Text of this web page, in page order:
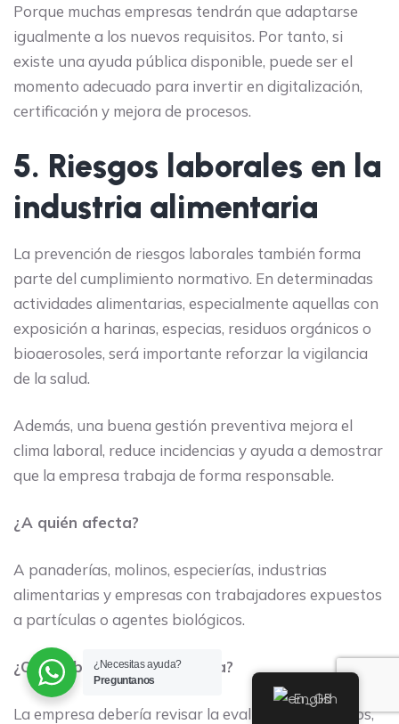
Porque muchas empresas tendrán que adaptarse
igualmente a los nuevos requisitos. Por tanto, si
existe una ayuda pública disponible, puede ser el
momento adecuado para invertir en digitalización,
certificación y mejora de procesos.
5. Riesgos laborales en la
industria alimentaria
La prevención de riesgos laborales también forma
parte del cumplimiento normativo. En determinadas
actividades alimentarias, especialmente aquellas con
exposición a harinas, especias, residuos orgánicos o
bioaerosoles, será importante reforzar la vigilancia
de la salud.
Además, una buena gestión preventiva mejora el
clima laboral, reduce incidencias y ayuda a demostrar
que la empresa trabaja de forma responsable.
¿A quién afecta?
A panaderías, molinos, especierías, industrias
alimentarias y empresas con trabajadores expuestos
a partículas o agentes biológicos.
¿Qué debe hacer la empresa?
La empresa debería revisar la evaluación de riesgos,
English
¿Necesitas ayuda?
Preguntanos